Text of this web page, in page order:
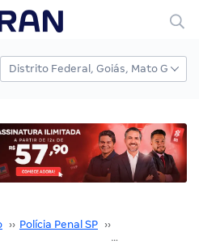
›› Polícia Penal SP ››